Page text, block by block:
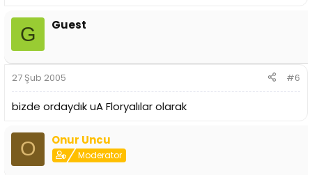
G Guest
27 Şub 2005 #6
bizde ordaydık uA Floryalılar olarak
O Onur Uncu
Moderator